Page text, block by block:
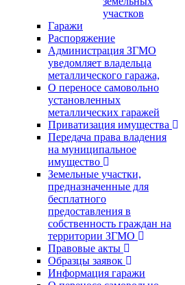
участков
Гаражи
Распоряжение
Администрация ЗГМО
уведомляет владельца
металлического гаража,
О переносе самовольно
установленных
металлических гаражей
Приватизация имущества
Передача права владения
на муниципальное
имущество
Земельные участки,
предназначенные для
бесплатного
предоставления в
собственность граждан на
территории ЗГМО
Правовые акты
Образцы заявок
Информация гаражи